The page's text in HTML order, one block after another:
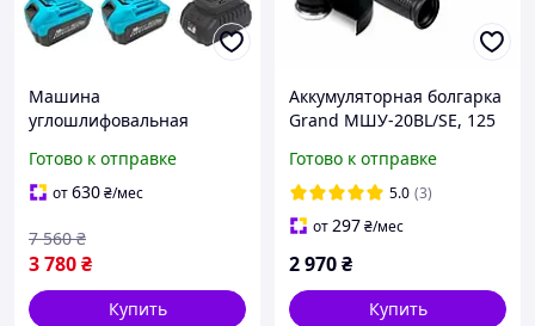
Машина
углошлифовальная
BL/PRO Качественная
аккумуляторная болгарка
Готово к отправке
от630₴/мес
3 780₴
7 560 ₴
Купить
Аккумуляторная болгарка
Grand МШУ-20BL/SE, 125
4Ач, QUICK FIX, ECO
режим
Готово к отправке
5.0 (3)
от297₴/мес
2 970₴
Купить